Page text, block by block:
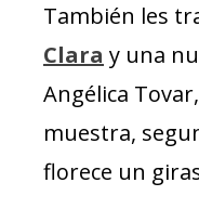
También les
Clara y una
Angélica
muestra,
florece un